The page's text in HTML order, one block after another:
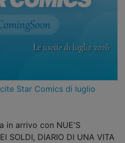
Star Comics di luglio
in arrivo con NUE'S
SOLDI, DIARIO DI UNA VITA